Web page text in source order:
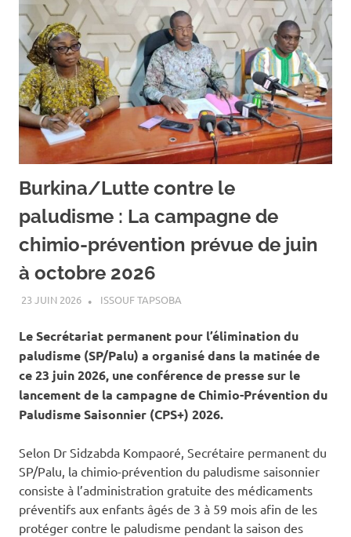
Burkina/Lutte contre le
paludisme : La campagne de
chimio-prévention prévue de juin
à octobre 2026
23 JUIN 2026 ISSOUF TAPSOBA
Le Secrétariat permanent pour l’élimination du
paludisme (SP/Palu) a organisé dans la matinée de
ce 23 juin2026, une conférence de presse sur le
lancement de la campagne de Chimio-Prévention du
Paludisme Saisonnier (CPS+) 2026.
Selon Dr Sidzabda Kompaoré, Secrétaire permanent du
SP/Palu, la chimio-prévention du paludisme saisonnier
consiste à l’administration gratuite des médicaments
préventifs aux enfants âgés de 3 à 59 mois afin de les
protéger contre le paludisme pendant la saison des